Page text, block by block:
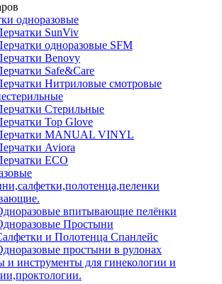
одноразовые
SunViv
одноразовые SFM
Benovy
Safe&Care
Нитриловые смотровые
Стерильные
Top Glove
MANUAL VINYL
Aviora
ECO
впитывающие пелёнки
Простыни
и Полотенца Спанлейс
простыни в рулонах
и инструменты для гинекологии и